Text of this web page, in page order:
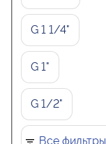
G 1 1/4"
G 1"
G 1/2"
Все фильтры